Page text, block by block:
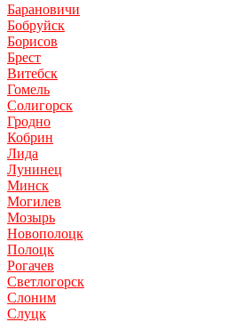
Барановичи
Бобруйск
Борисов
Брест
Витебск
Гомель
Солигорск
Гродно
Кобрин
Лида
Лунинец
Минск
Могилев
Мозырь
Новополоцк
Полоцк
Рогачев
Светлогорск
Слоним
Слуцк